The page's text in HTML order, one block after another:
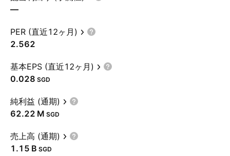
—
PER (直近12ヶ月)
2.562
基本EPS (直近12ヶ月)
0.028 SGD
純利益 (通期)
‪62.22 M‬ SGD
売上高 (通期)
‪1.15 B‬ SGD